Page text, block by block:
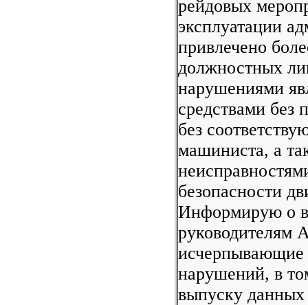
рейдовых
эксплуатации
привлечено
должностных
нарушениями
средствами без
без
машиниста, а
безопасности
Информирую о
руководителям
нарушений, в
выпуску